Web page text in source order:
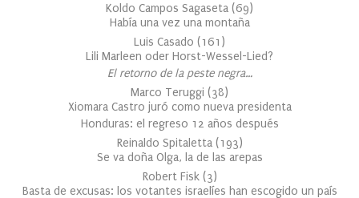
Koldo Campos Sagaseta (69)
Había una vez una montaña
Luis Casado (161 )
Lili Marleen oder Horst-Wessel-Lied?
El retorno de la peste negra…
Marco Teruggi (38)
Xiomara Castro juró como nueva presidenta
Honduras: el regreso 12 años después
Reinaldo Spitaletta (193)
Se va doña Olga, la de las arepas
Robert Fisk (3)
Basta de excusas: los votantes israelíes han escogido un país